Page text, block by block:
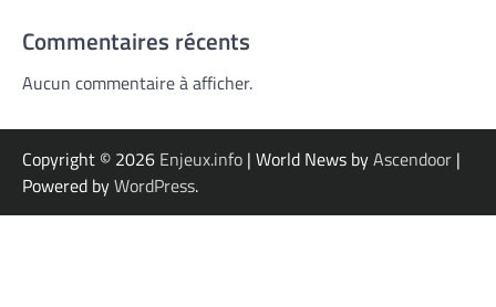
Commentaires récents
Aucun commentaire à afficher.
Copyright © 2026 Enjeux.info | World News byAscendoor |
Powered byWordPress.